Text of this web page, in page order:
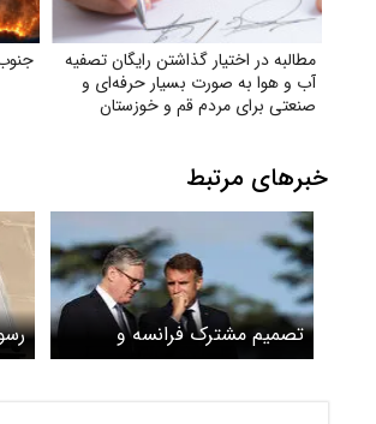
مطالبه در اختیار گذاشتن رایگان تصفیه
آب و هوا به‌ صورت بسیار حرفه‌ای و
صنعتی برای مردم قم و خوزستان
خبرهای مرتبط
تصمیم مشترک فرانسه و
انگلیس درباره تعرفه ترامپ